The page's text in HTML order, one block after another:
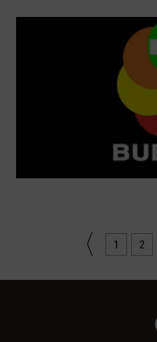
1 2